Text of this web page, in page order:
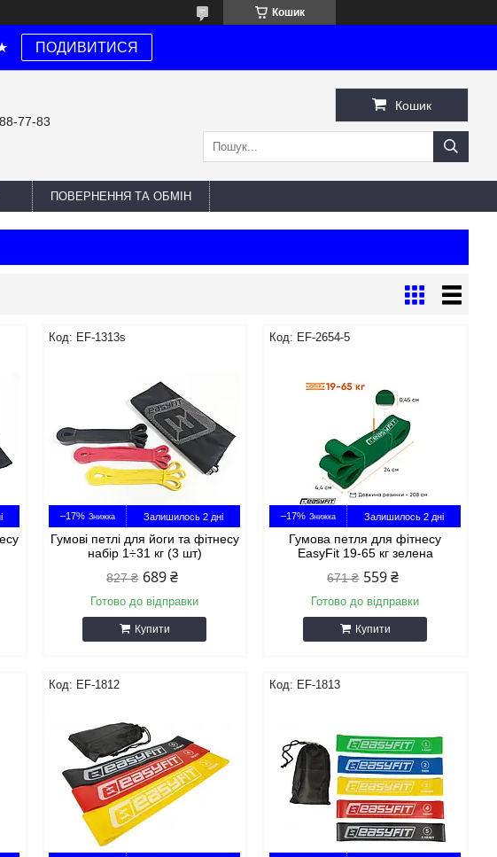
Кошик
ПОДИВИТИСЯ
77-83
Кошик
ПОВЕРНЕННЯ ТА ОБМІН
EF-1313s
–17% Залишилось 2 дні
Гумові петлі для йоги та фітнесу
набір 1÷31 кг (3 шт)
827 ₴ 689 ₴
Готово до відправки
Купити
EF-2654-5
–17% Залишилось 2 дні
Гумова петля для фітнесу
EasyFit 19-65 кг зелена
671 ₴ 559 ₴
Готово до відправки
Купити
EF-1812 EF-1813